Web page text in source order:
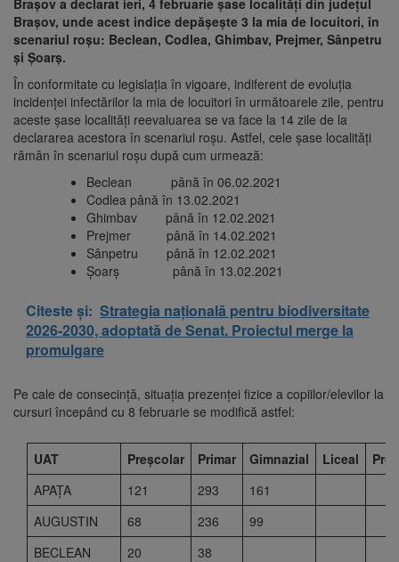
Brașov, unde acest indice depășește 3 la mia de locuitori, în
scenariul roșu: Beclean, Codlea, Ghimbav, Prejmer, Sânpetru
și Șoarș.
În conformitate cu legislația în vigoare, indiferent de evoluția
incidenței infectărilor la mia de locuitori în următoarele zile, pentru
aceste șase localități reevaluarea se va face la 14 zile de la
declararea acestora în scenariul roșu. Astfel, cele șase localități
rămân în scenariul roșu după cum urmează:
Beclean până în 06.02.2021
Codlea până în 13.02.2021
Ghimbav până în 12.02.2021
Prejmer până în 14.02.2021
Sânpetru până în 12.02.2021
Șoarș până în 13.02.2021
Citeste și: Strategia națională pentru biodiversitate
2026-2030, adoptată de Senat. Proiectul merge la
promulgare
Pe cale de consecință, situația prezenței fizice a copiilor/elevilor la
cursuri începând cu 8 februarie se modifică astfel:
UAT Preșcolar Primar Gimnazial Liceal
APAŢA
121 293
161
AUGUSTIN
68 236
99
BECLEAN
20
38